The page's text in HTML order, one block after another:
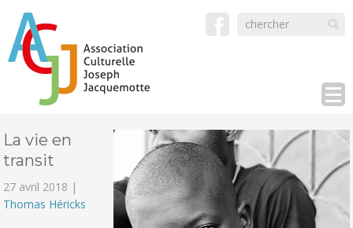
La vie en
transit
27 avril 2018 |
Thomas Héricks